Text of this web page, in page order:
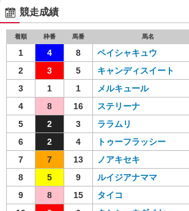
競走成績
着順 枠番 馬番 馬名
1 4 8 ペイシャキュウ
2
3 5 キャンディスイート
3
1 1 メルキュール
4
8 16 ステリーナ
5
2 3 ララムリ
6
2 4 トゥーフラッシー
7
7 13 ノアキセキ
8
5 9 ルイジアナママ
9
8 15 タイコ